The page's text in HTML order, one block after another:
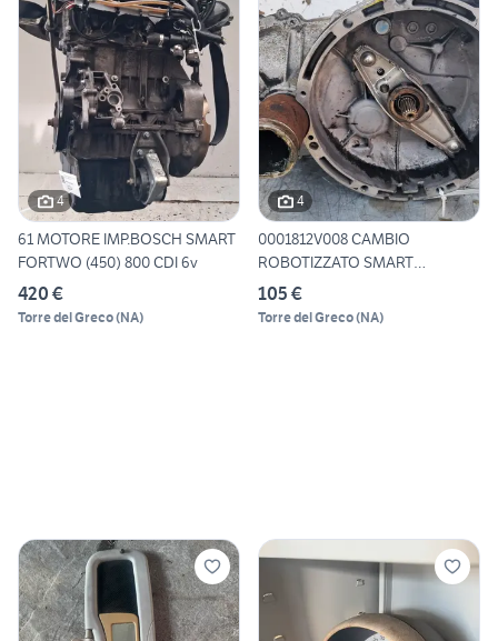
4
61 MOTORE IMP.BOSCH SMART
FORTWO (450) 800 CDI 6v
420 €
Torre del Greco(NA)
4
0001812V008 CAMBIO
ROBOTIZZATO SMART
FORTWO (450)
105 €
Torre del Greco(NA)